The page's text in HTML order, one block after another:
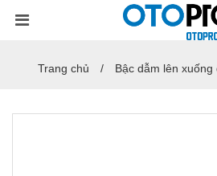
Trang chủ Bậc dẫm lên